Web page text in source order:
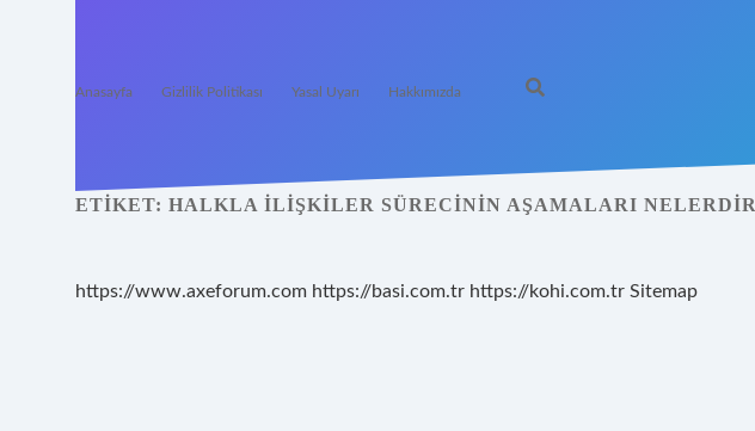
Anasayfa Gizlilik Politikası Yasal Uyarı Hakkımızda
ETIKET: HALKLA ILIŞKILER SÜRECININ AŞAMALARI NELERDIR
https://www.axeforum.com https://basi.com.tr https://kohi.com.tr Sitemap